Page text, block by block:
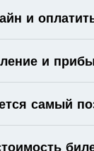
и
и
самый